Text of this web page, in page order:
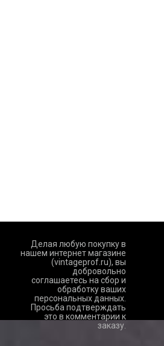
Делая любую покупку в
нашем интернет магазине
(vintageprof.ru), вы
добровольно
соглашаетесь на сбор и
обработку ваших
персональных данных.
Просьба подтверждать
это в комментарии к
заказу.